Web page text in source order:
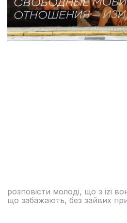
розповісти молоді, що з izi
що забажають, без зайвих